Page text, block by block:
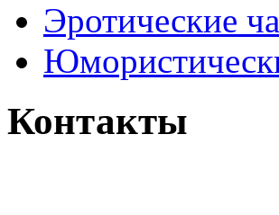
Эротические
Контакты